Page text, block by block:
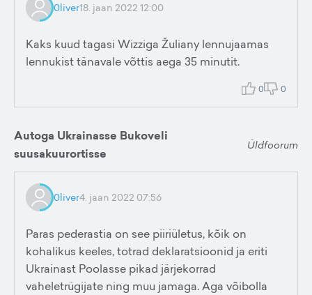
0liver18. jaan 2022 12:00
Kaks kuud tagasi Wizziga Žuliany lennujaamas
lennukist tänavale võttis aega 35 minutit.
0 0
Autoga Ukrainasse Bukoveli
suusakuurortisse
Üldfoorum
0liver4. jaan 2022 07:56
Paras pederastia on see piiriületus, kõik on
kohalikus keeles, totrad deklaratsioonid ja eriti
Ukrainast Poolasse pikad järjekorrad
vaheletrügijate ning muu jamaga. Aga võibolla